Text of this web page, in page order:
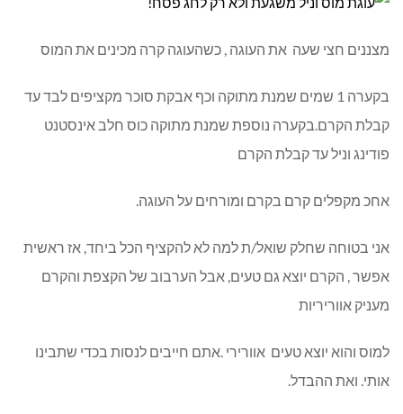
מצננים חצי שעה את העוגה , כשהעוגה קרה מכינים את המוס
בקערה 1 שמים שמנת מתוקה וכף אבקת סוכר מקציפים לבד עד
קבלת הקרם.בקערה נוספת שמנת מתוקה כוס חלב אינסטנט
פודינג וניל עד קבלת הקרם
אחכ מקפלים קרם בקרם ומורחים על העוגה.
אני בטוחה שחלק שואל/ת למה לא להקציף הכל ביחד, אז ראשית
אפשר , הקרם יוצא גם טעים, אבל הערבוב של הקצפת והקרם
מעניק אווריריות
למוס והוא יוצא טעים אוורירי .אתם חייבים לנסות בכדי שתבינו
אותי. ואת ההבדל.